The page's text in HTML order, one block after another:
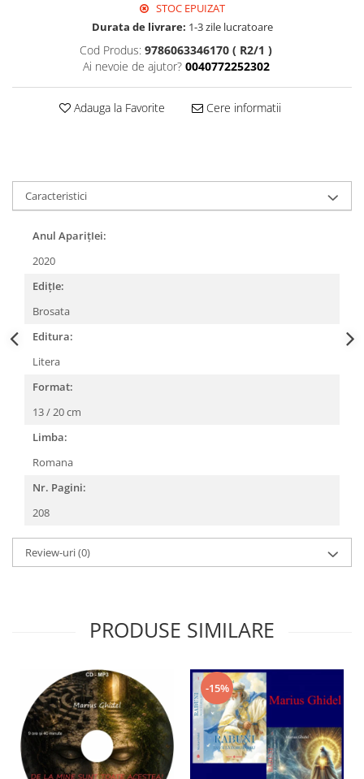
STOC EPUIZAT
Durata de livrare: 1-3 zile lucratoare
Cod Produs: 9786063346170 ( R2/1 )
Ai nevoie de ajutor? 0040772252302
Adauga la Favorite Cere informatii
Caracteristici
Anul AparițIei:
2020
EdițIe:
Brosata
Editura:
Litera
Format:
13 / 20 cm
Limba:
Romana
Nr. Pagini:
208
Review-uri(0)
PRODUSE SIMILARE
-15%